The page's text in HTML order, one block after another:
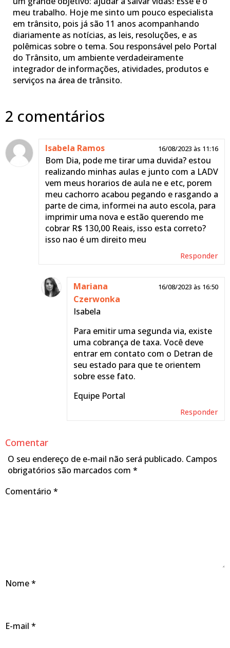
meu trabalho. Hoje me sinto um pouco especialista
em trânsito, pois já são 11 anos acompanhando
diariamente as notícias, as leis, resoluções, e as
polêmicas sobre o tema. Sou responsável pelo Portal
do Trânsito, um ambiente verdadeiramente
integrador de informações, atividades, produtos e
serviços na área de trânsito.
2 comentários
Isabela Ramos 16/08/2023 às 11:16
Bom Dia, pode me tirar uma duvida? estou
realizando minhas aulas e junto com a LADV
vem meus horarios de aula ne e etc, porem
meu cachorro acabou pegando e rasgando a
parte de cima, informei na auto escola, para
imprimir uma nova e estão querendo me
cobrar R$ 130,00 Reais, isso esta correto?
isso nao é um direito meu
Responder
Mariana
Czerwonka
16/08/2023 às 16:50
Isabela
Para emitir uma segunda via, existe
uma cobrança de taxa. Você deve
entrar em contato com o Detran de
seu estado para que te orientem
sobre esse fato.
Equipe Portal
Responder
Comentar
O seu endereço de e-mail não será publicado. Campos
obrigatórios são marcados com *
Comentário *
Nome*
E-mail *